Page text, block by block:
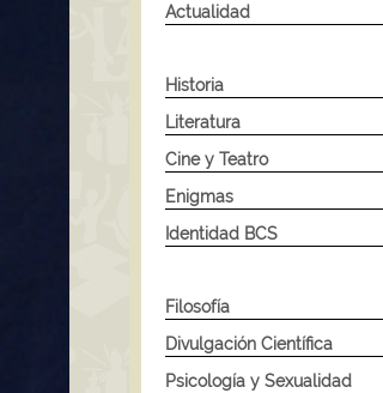
Actualidad
Historia
Literatura
Cine y Teatro
Enigmas
Identidad BCS
Filosofía
Divulgación Científica
Psicología y Sexualidad